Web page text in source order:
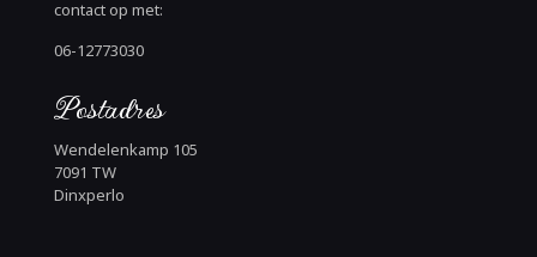
contact op met:
06-12773030
Postadres
Wendelenkamp 105
7091 TW
Dinxperlo